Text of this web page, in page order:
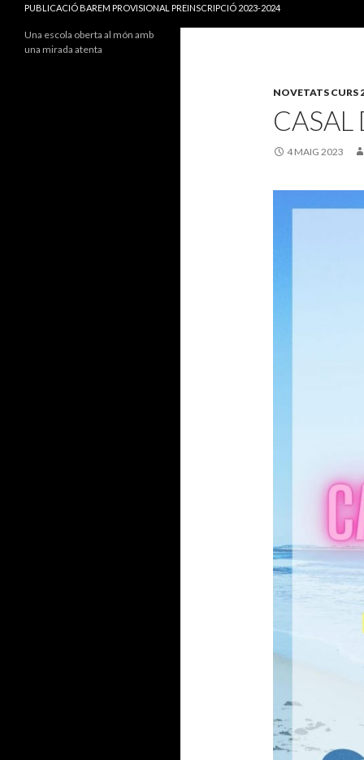
PUBLICACIÓ BAREM PROVISIONAL PREINSCRIPCIÓ 2023-2024
NOVETATS CURS
CASAL
4 MAIG 2023
Una escola oberta al món amb
una mirada atenta